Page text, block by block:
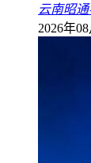
云南昭
2026年